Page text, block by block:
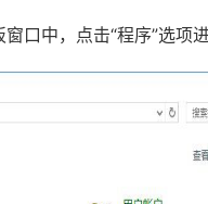
中，点击“程序”选项进